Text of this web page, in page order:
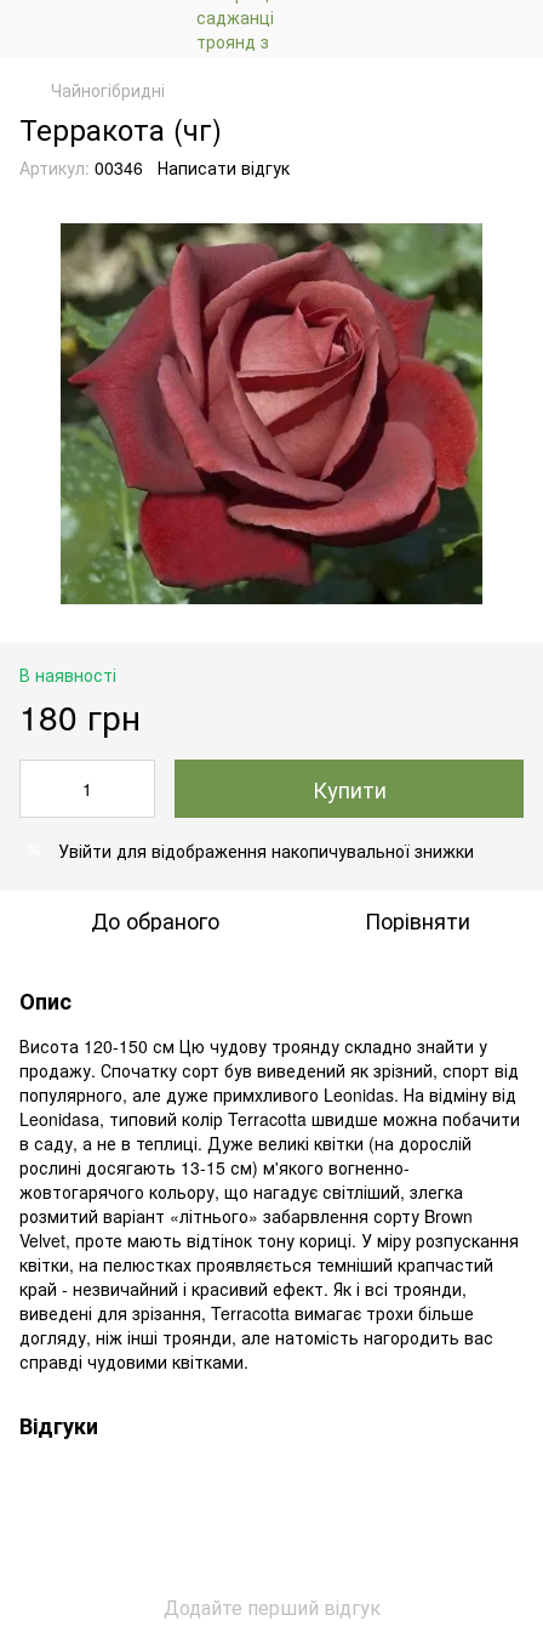
Чайногібридні
Терракота (чг)
Артикул: 00346 Написати відгук
В наявності
180 грн
Купити
Увійти для відображення накопичувальної знижки
До обраного Порівняти
Опис
Висота 120-150 см Цю чудову троянду складно знайти у
продажу. Спочатку сорт був виведений як зрізний, спорт від
популярного, але дуже примхливого Leonidas. На відміну від
Leonidasа, типовий колір Terracotta швидше можна побачити
в саду, а не в теплиці. Дуже великі квітки (на дорослій
рослині досягають 13-15 см) м'якого вогненно-
жовтогарячого кольору, що нагадує світліший, злегка
розмитий варіант «літнього» забарвлення сорту Brown
Velvet, проте мають відтінок тону кориці. У міру розпускання
квітки, на пелюстках проявляється темніший крапчастий
край - незвичайний і красивий ефект. Як і всі троянди,
виведені для зрізання, Terracotta вимагає трохи більше
догляду, ніж інші троянди, але натомість нагородить вас
справді чудовими квітками.
Відгуки
Додайте перший відгук